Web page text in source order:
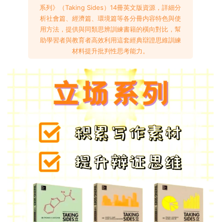
系列》（Taking Sides）14冊英文版資源，詳細分
析社會篇、經濟篇、環境篇等各分冊内容特色與使
用方法，提供與同類思辨訓練書籍的橫向對比，幫
助學習者與教育者高效利用這套經典辯證思維訓練
材料提升批判性思考能力。